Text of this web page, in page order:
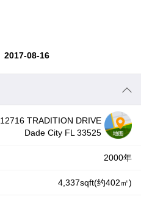
2017-08-16
12716 TRADITION DRIVE
Dade City FL 33525
2000年
4,337sqft(约402㎡)